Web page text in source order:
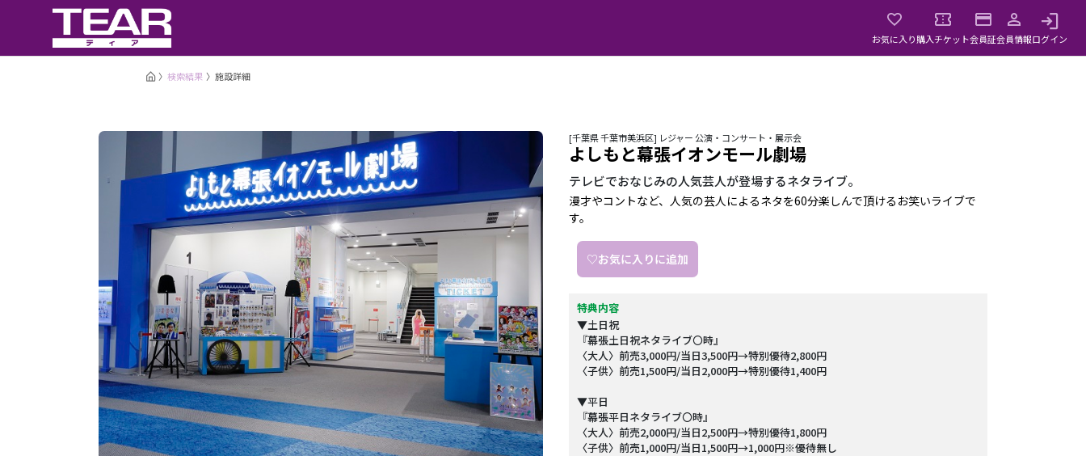
お気に入り購入チケット会員証会員情報ログイン
検索結果 施設詳細
[千葉県 千葉市美浜区] レジャー 公演・コンサート・展示会
よしもと幕張イオンモール劇場
テレビでおなじみの人気芸人が登場するネタライブ。
漫才やコントなど、人気の芸人によるネタを60分楽しんで頂けるお笑いライブで
す。
♡お気に入りに追加
特典内容
▼土日祝
『幕張土日祝ネタライブ〇時』
〈大人〉前売3,000円/当日3,500円→特別優待2,800円
〈子供〉前売1,500円/当日2,000円→特別優待1,400円
▼平日
『幕張平日ネタライブ〇時』
〈大人〉前売2,000円/当日2,500円→特別優待1,800円
〈子供〉前売1,000円/当日1,500円→1,000円※優待無し